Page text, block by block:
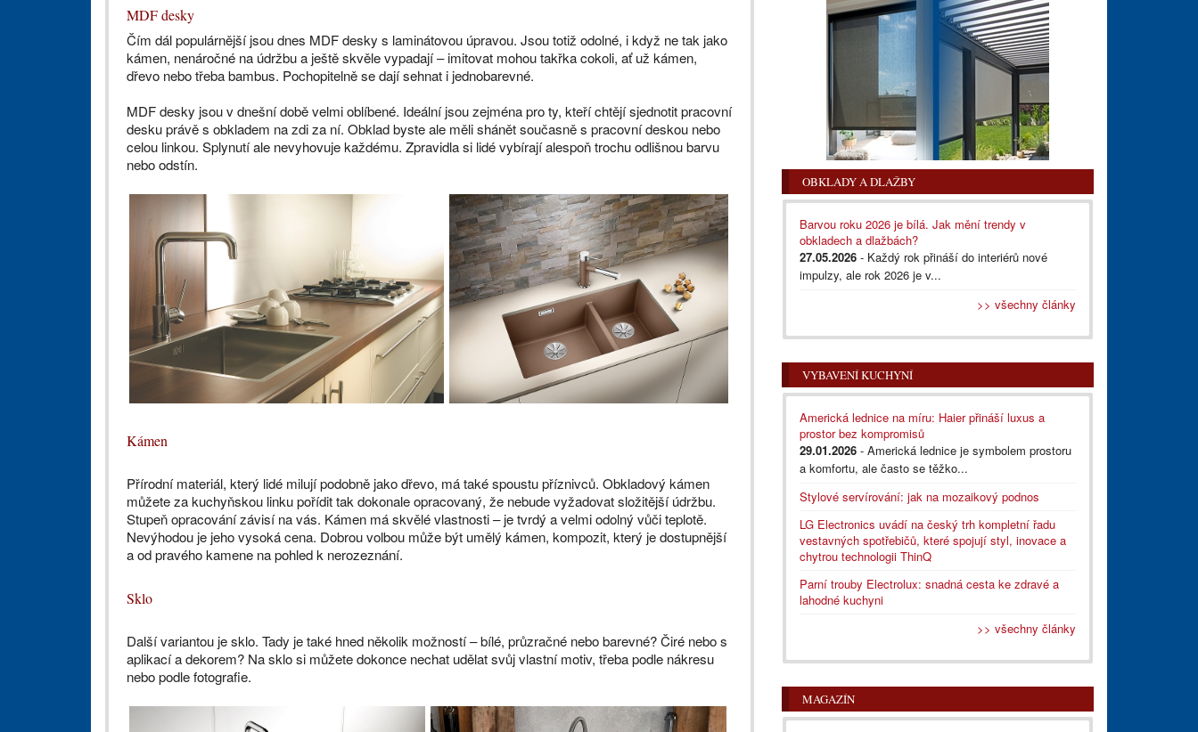
MDF desky
Čím dál populárnější jsou dnes MDF desky s laminátovou úpravou. Jsou totiž odolné, i když ne tak jako
kámen, nenáročné na údržbu a ještě skvěle vypadají – imitovat mohou takřka cokoli, ať už kámen,
dřevo nebo třeba bambus. Pochopitelně se dají sehnat i jednobarevné.
MDF desky jsou v dnešní době velmi oblíbené. Ideální jsou zejména pro ty, kteří chtějí sjednotit pracovní
desku právě s obkladem na zdi za ní. Obklad byste ale měli shánět současně s pracovní deskou nebo
celou linkou. Splynutí ale nevyhovuje každému. Zpravidla si lidé vybírají alespoň trochu odlišnou barvu
nebo odstín.
Kámen
Přírodní materiál, který lidé milují podobně jako dřevo, má také spoustu příznivců. Obkladový kámen
můžete za kuchyňskou linku pořídit tak dokonale opracovaný, že nebude vyžadovat složitější údržbu.
Stupeň opracování závisí na vás. Kámen má skvělé vlastnosti – je tvrdý a velmi odolný vůči teplotě.
Nevýhodou je jeho vysoká cena. Dobrou volbou může být umělý kámen, kompozit, který je dostupnější
a od pravého kamene na pohled k nerozeznání.
Sklo
Další variantou je sklo. Tady je také hned několik možností – bílé, průzračné nebo barevné? Čiré nebo s
aplikací a dekorem? Na sklo si můžete dokonce nechat udělat svůj vlastní motiv, třeba podle nákresu
nebo podle fotografie.
OBKLADY A DLAŽBY
Barvou roku 2026 je bílá. Jak mění trendy v
obkladech a dlažbách?
27.05.2026 - Každý rok přináší do interiérů nové
impulzy, ale rok 2026 je v...
>> všechny články
VYBAVENÍ KUCHYNÍ
Americká lednice na míru: Haier přináší luxus a
prostor bez kompromisů
29.01.2026 - Americká lednice je symbolem prostoru
a komfortu, ale často se těžko...
Stylové servírování: jak na mozaikový podnos
LG Electronics uvádí na český trh kompletní řadu
vestavných spotřebičů, které spojují styl, inovace a
chytrou technologii ThinQ
Parní trouby Electrolux: snadná cesta ke zdravé a
lahodné kuchyni
>> všechny články
MAGAZÍN